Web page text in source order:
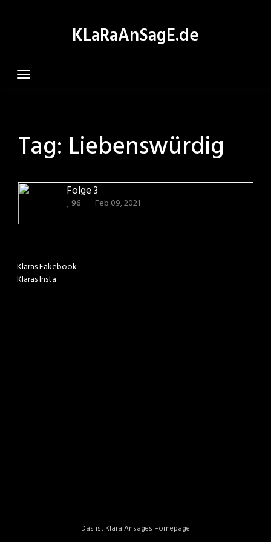
KLaRaAnSagE.de
Tag: Liebenswürdig
Folge 3
96 Feb 09, 2021
Klaras Fakebook
Klaras Insta
Das ist Klara Ansages Homepage